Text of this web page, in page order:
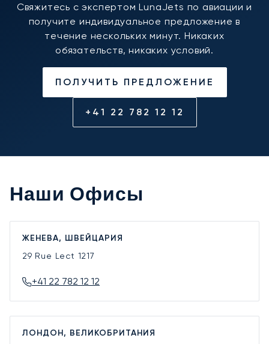
Свяжитесь с экспертом LunaJets по авиации и
получите индивидуальное предложение в
течение нескольких минут. Никаких
обязательств, никаких условий.
ПОЛУЧИТЬ ПРЕДЛОЖЕНИЕ
+41 22 782 12 12
Наши Офисы
ЖЕНЕВА, ШВЕЙЦАРИЯ
29 Rue Lect 1217
+41 22 782 12 12
ЛОНДОН, ВЕЛИКОБРИТАНИЯ